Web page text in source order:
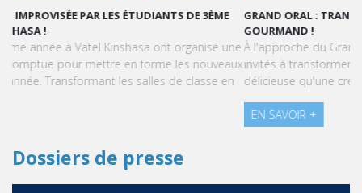
GRAND ORAL : TRANSFORMONS LE STRESS EN SUCCÈS
GOURMAND !
À l'approche du Grand Oral, les étudiants de Vatel Kinshasa sont
invités à transformer le stress en une expérience aussi
délicieuse qu'une création pâtissière.